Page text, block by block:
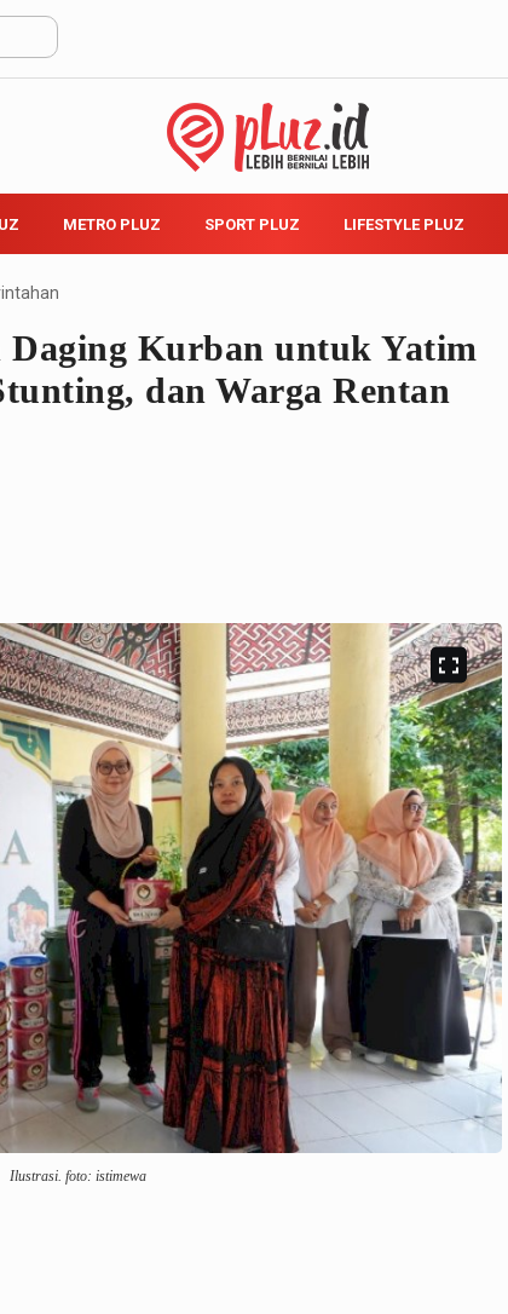
METRO PLUZ SPORT PLUZ LIFESTYLE PLUZ
Daging Kurban untuk Yatim
dan Warga Rentan
Ilustrasi. foto: istimewa